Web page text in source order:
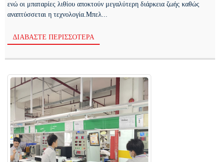
ενώ οι μπαταρίες λιθίου αποκτούν μεγαλύτερη διάρκεια ζωής καθώς
αναπτύσσεται η τεχνολογία.Μπελ...
ΔΙΑΒΆΣΤΕ ΠΕΡΙΣΣΌΤΕΡΑ